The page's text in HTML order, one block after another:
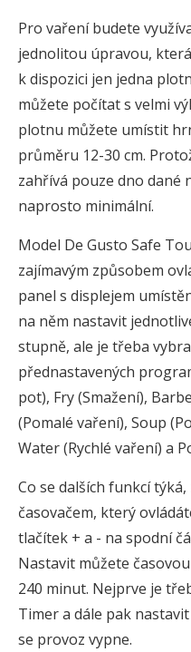
Pro vaření budete
jednolitou úpravou,
k dispozici jen jedna
můžete počítat s velmi
plotnu můžete umístit
průměru 12-30 cm.
zahřívá pouze dno dané
naprosto minimální.
Model De Gusto Safe
zajímavým způsobem
panel s displejem
na něm nastavit
stupně, ale je třeba
přednastavených
pot), Fry (Smažení),
(Pomalé vaření), Soup
Water (Rychlé vaření) a
Co se dalších funkcí
časovačem, který
tlačítek + a - na spodní
Nastavit můžete
240 minut. Nejprve je
Timer a dále pak
se provoz vypne.